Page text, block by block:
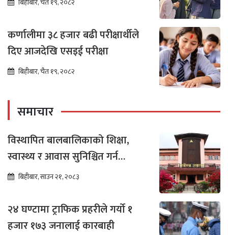
कर्णालीमा ३८ हजार बढी परीक्षार्थीले
दिए आजदेखि एसइई परीक्षा
बिहीबार, चैत १९, २०८२
समाचार
विस्थापित बालबालिकाको शिक्षा,
स्वास्थ्य र आवास सुनिश्चित गर्न
सर्वोच्चको अन्तरिम आदेश
बिहीबार, साउन २१, २०८३
२४ घण्टामा ट्राफिक प्रहरीले गर्यो १
हजार १७३ जनालाई कारबाही